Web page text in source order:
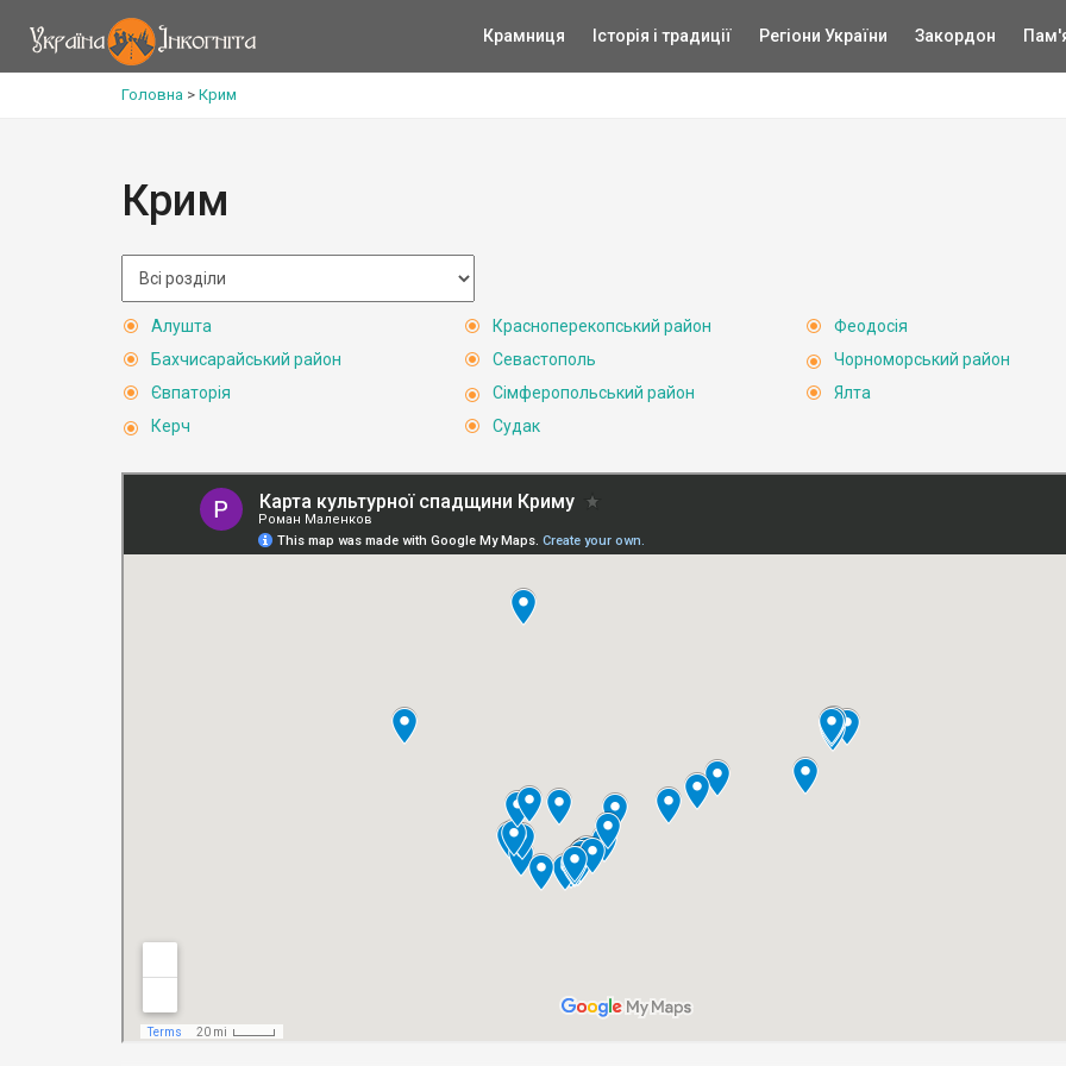
Крамниця Історія і традиції Регіони України Закордон
Головна > Крим
Крим
Алушта
Бахчисарайський район
Євпаторія
Керч
Красноперекопський район
Севастополь
Сімферопольський район
Судак
Феодосія
Чорноморський район
Ялта